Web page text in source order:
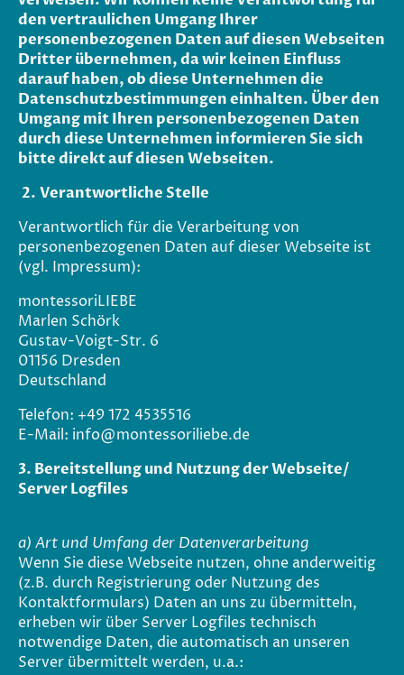
den vertraulichen Umgang Ihrer
personenbezogenen Daten auf diesen Webseiten
Dritter übernehmen, da wir keinen Einfluss
darauf haben, ob diese Unternehmen die
Datenschutzbestimmungen einhalten. Über den
Umgang mit Ihren personenbezogenen Daten
durch diese Unternehmen informieren Sie sich
bitte direkt auf diesen Webseiten.
2. Verantwortliche Stelle
Verantwortlich für die Verarbeitung von
personenbezogenen Daten auf dieser Webseite ist
(vgl. Impressum):
montessoriLIEBE
Marlen Schörk
Gustav-Voigt-Str. 6
01156 Dresden
Deutschland
Telefon: +49 172 4535516
E-Mail: info@montessoriliebe.de
3. Bereitstellung und Nutzung der Webseite/
Server Logfiles
a) Art und Umfang der Datenverarbeitung
Wenn Sie diese Webseite nutzen, ohne anderweitig
(z.B. durch Registrierung oder Nutzung des
Kontaktformulars) Daten an uns zu übermitteln,
erheben wir über Server Logfiles technisch
notwendige Daten, die automatisch an unseren
Server übermittelt werden, u.a.: